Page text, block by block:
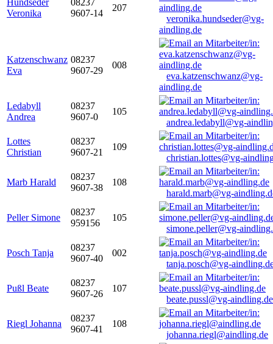
Hundseder
Veronika
08237
9607-14
207
veronika.hundseder@vg-
aindling.de
Katzenschwanz
Eva
08237
9607-29
008
eva.katzenschwanz@vg-
aindling.de
Ledabyll
Andrea
08237
9607-0
105
andrea.ledabyll@vg-
Lottes
Christian
08237
9607-21
109
christian.lottes@vg-
Marb Harald
08237
9607-38
108
harald.marb@vg-
Peller Simone
08237
959156
105
simone.peller@vg-
Posch Tanja
08237
9607-40
002
tanja.posch@vg-
Pußl Beate
08237
9607-26
107
beate.pussl@vg-aindling.de
Riegl Johanna
08237
9607-41
108
johanna.riegl@aindling.de